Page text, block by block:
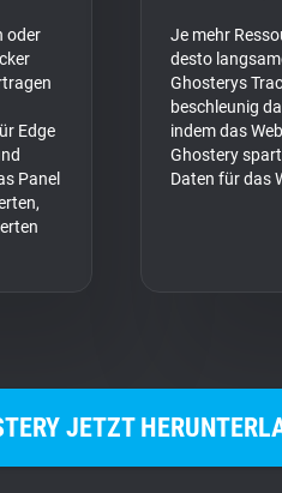
oder
Edge
Panel
Je mehr
desto
Ghosterys
beschleunig
indem das
Ghostery
Daten für das
JETZT